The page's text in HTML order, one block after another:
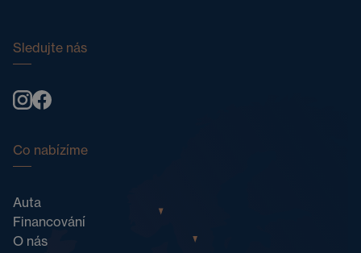
Sledujte nás
Co nabízíme
Auta
Financování
O nás